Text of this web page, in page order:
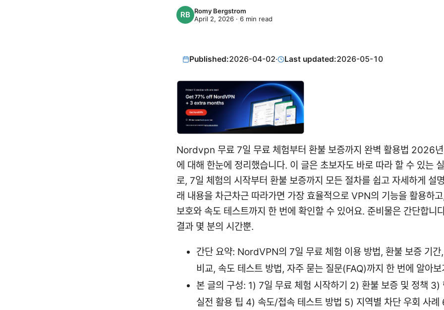
Romy Bergstrom
April 2, 2026 · 6 min read
Published:2026-04-02· Last updated:2026-05-10
Nordvpn 무료 7일 무료 체험부터 환불 보증까지 완벽 활용법 2026
에 대해 한눈에 정리했습니다. 이 글은 초보자도 바로 따라 할 수 있는
로, 7일 체험의 시작부터 환불 보증까지 모든 절차를 쉽고 자세하게 설
래 내용을 차근차근 따라가면 가장 효율적으로 VPN의 기능을 활용하
보호와 속도 테스트까지 한 번에 확인할 수 있어요. 준비물은 간단합니
결과 몇 분의 시간뿐.
간단 요약: NordVPN의 7일 무료 체험 이용 방법, 환불 보증 기간
비교, 속도 테스트 방법, 자주 묻는 질문(FAQ)까지 한 번에 알아보
본 글의 구성: 1) 7일 무료 체험 시작하기 2) 환불 보증 및 정책 3)
실전 활용 팁 4) 속도/접속 테스트 방법 5) 지역별 차단 우회 사례